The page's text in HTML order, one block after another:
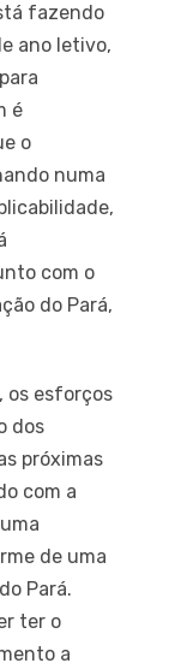
fazendo
ano letivo,
é
o
numa
com o
do Pará,
os esforços
dos
próximas
com a
de uma
Pará.
ter o
a